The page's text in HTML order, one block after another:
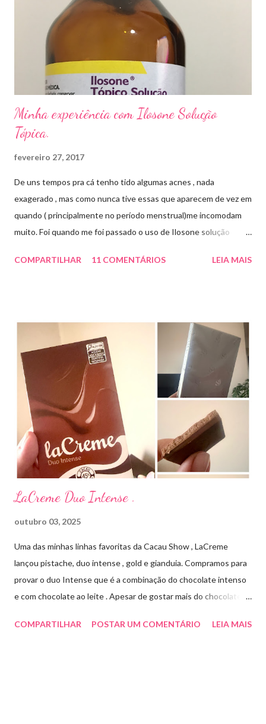
duas vezes ao dia. Eu já passei por isso, pelo uso de muito
sapato fechado e apertado . E utilizei o Ciclopirox olamina que é
um agente antifúngico sintético para tratamento dermatológico
Minha experiência com Ilosone Solução
Tópica.
fevereiro 27, 2017
De uns tempos pra cá tenho tido algumas acnes , nada
exagerado , mas como nunca tive essas que aparecem de vez em
quando ( principalmente no período menstrual)me incomodam
muito. Foi quando me foi passado o uso de Ilosone solução
uma consulta com o dermatologista) O Ilosone é um antibiótico
aplico sobre a acne ( geralmente uso a noite). Informação do
produto: ILOSONE TÓPICO SOLUÇÃO (eritromicina) é um
antibiótico de amplo espectro produzido por uma cepa de
Streptomyces erythraeus. É básico e forma rapidamente sais
com os ácidos. Forma farmacêutica e Apresentação ILOSONE
TÓPICO SOLUÇÃO é apresentado sob a forma líquida em
frascos de 120 ml. USO PEDIÁTRICO E ADULTO. Composição
Cada ml contém: Eritromicina base 20 mg Excipientes q.s....
COMPARTILHAR 11 COMENTÁRIOS LEIA MAIS
LaCreme Duo Intense .
outubro 03, 2025
Uma das minhas linhas favoritas da Cacau Show , LaCreme
lançou pistache, duo intense , gold e gianduia. Compramos para
provar o duo Intense que é a combinação do chocolate intenso
e com chocolate ao leite . Apesar de gostar mais do chocolate
medida certa ( tem sabor e cremosidade ). Preço R$19,99 .
COMPARTILHAR POSTAR UM COMENTÁRIO LEIA MAIS